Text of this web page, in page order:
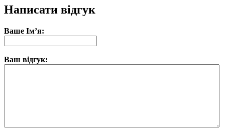
Написати відгук
Ваше Ім’я:
Ваш відгук: